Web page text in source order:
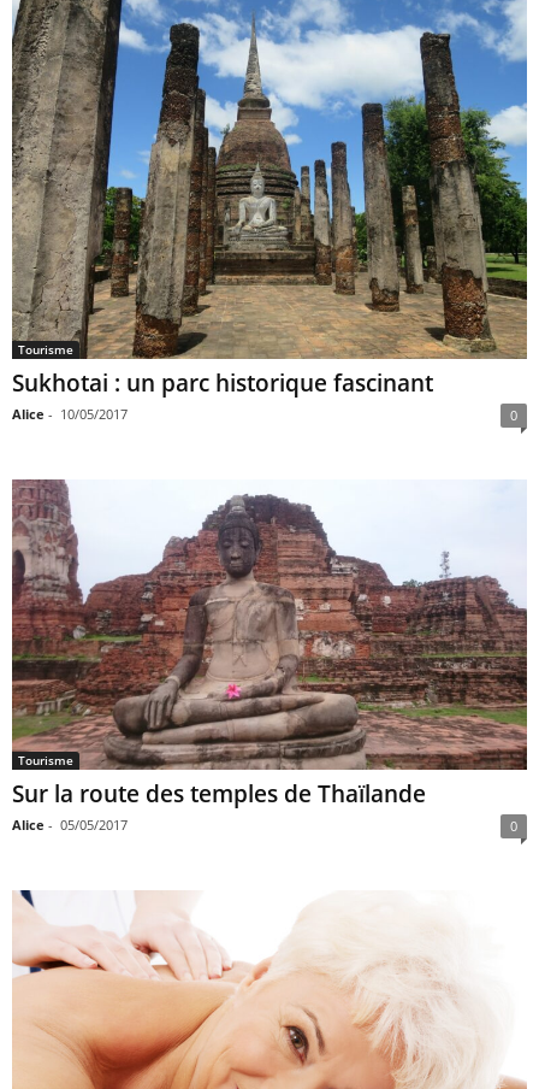
Tourisme
Sukhotai : un parc historique fascinant
Alice - 10/05/2017 0
Tourisme
Sur la route des temples de Thaïlande
Alice - 05/05/2017 0